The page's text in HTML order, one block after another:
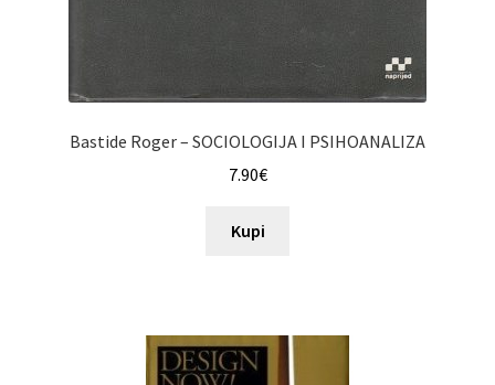
Bastide Roger – SOCIOLOGIJA I PSIHOANALIZA
7.90€
Kupi